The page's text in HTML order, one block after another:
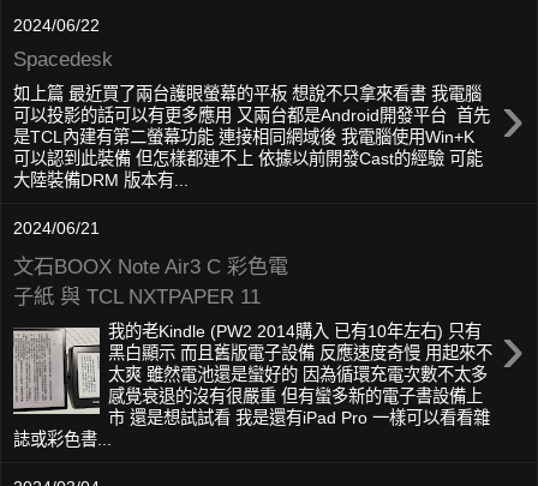
2024/06/22
Spacedesk
›
如上篇 最近買了兩台護眼螢幕的平板 想說不只拿來看書 我電腦
可以投影的話可以有更多應用 又兩台都是Android開發平台 首先
是TCL內建有第二螢幕功能 連接相同網域後 我電腦使用Win+K
可以認到此裝備 但怎樣都連不上 依據以前開發Cast的經驗 可能
大陸裝備DRM 版本有...
2024/06/21
文石BOOX Note Air3 C 彩色電
子紙 與 TCL NXTPAPER 11
›
我的老Kindle (PW2 2014購入 已有10年左右) 只有
黑白顯示 而且舊版電子設備 反應速度奇慢 用起來不
太爽 雖然電池還是蠻好的 因為循環充電次數不太多
感覺衰退的沒有很嚴重 但有蠻多新的電子書設備上
市 還是想試試看 我是還有iPad Pro 一樣可以看看雜
誌或彩色書...